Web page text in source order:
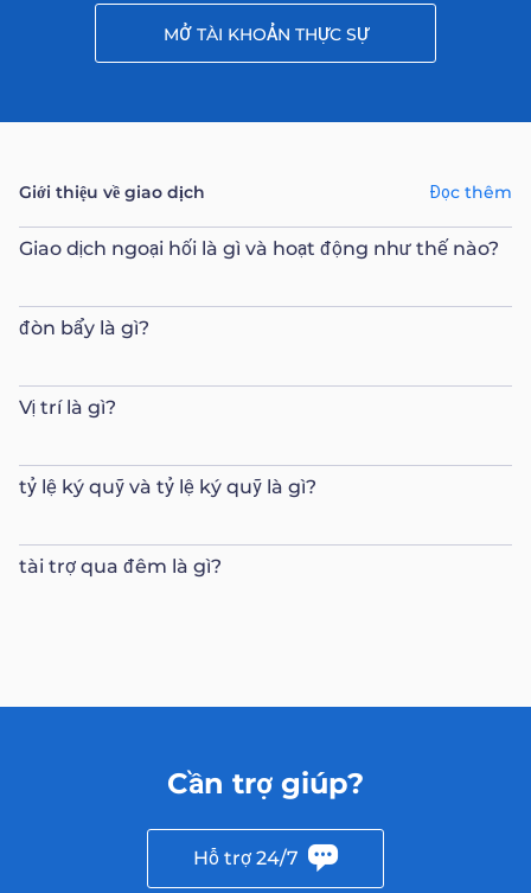
MỞ TÀI KHOẢN THỰC SỰ
Giới thiệu về giao dịch Đọc thêm
Giao dịch ngoại hối là gì và hoạt động như thế nào?
đòn bẩy là gì?
Vị trí là gì?
tỷ lệ ký quỹ và tỷ lệ ký quỹ là gì?
tài trợ qua đêm là gì?
Cần trợ giúp?
Hỗ trợ 24/7